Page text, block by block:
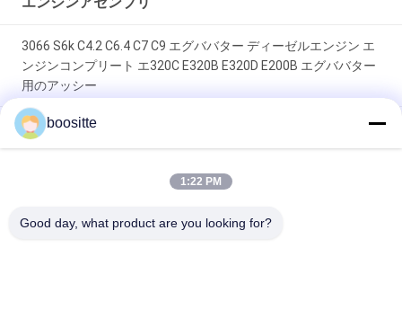
3066 S6k C4.2 C6.4 C7 C9 エグババター ディーゼルエンジン エ
ンジンコンプリート エ320C E320B E320D E200B エグババター
用のアッシー
CAT製 3605981 C13 ディーゼルエンジン 328kW (2100RPM) 産
業用エンジン
ピストンラインナーキット エンジン修理キット ジョン・ディー
新品で耐久性
boositte
1:22 PM
Good day, what product are you looking for?